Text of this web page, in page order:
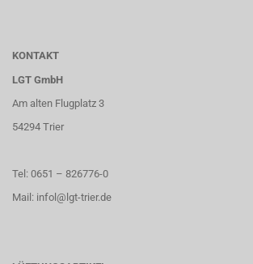
KONTAKT
LGT GmbH
Am alten Flugplatz 3
54294 Trier
Tel: 0651 – 826776-0
Mail: infol@lgt-trier.de